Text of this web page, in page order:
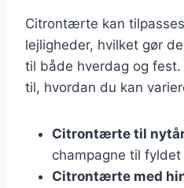
Citrontærte kan
lejligheder, hvilket gør
til både hverdag og
til, hvordan du kan
Citrontærte til
champagne til
Citrontærte med